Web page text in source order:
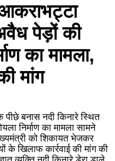
पेड़ों की
का मामला,
मांग
पीछे बनास नदी किनारे स्थित
निर्माण का मामला सामने
को शिकायत भेजकर
के खिलाफ कार्रवाई की मांग की